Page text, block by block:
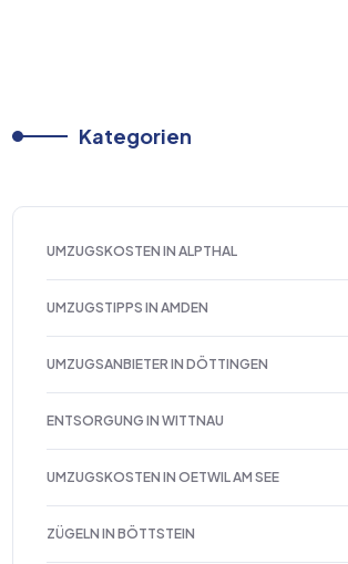
Kategorien
UMZUGSKOSTEN IN ALPTHAL
UMZUGSTIPPS IN AMDEN
UMZUGSANBIETER IN DÖTTINGEN
ENTSORGUNG IN WITTNAU
UMZUGSKOSTEN IN OETWIL AM SEE
ZÜGELN IN BÖTTSTEIN